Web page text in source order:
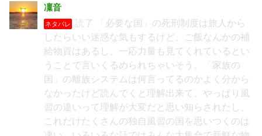
凜音
ネタバレ
読了 「必要な国」の死刑制度は旅人から
したらいい迷惑な気もするけど、ご飯なんかの補
給物資はあるし、一応力量も見てくれているとい
うことで言いくるめられちゃいそう。「家族の
国」の離族システムは何言ってるのかよく分から
なかったけど読んでくと理解出来て、やっぱり風
習の違いって理解が大変だと思い知らされたし、
これだけたくさんの独自風習の国を思いつくのは